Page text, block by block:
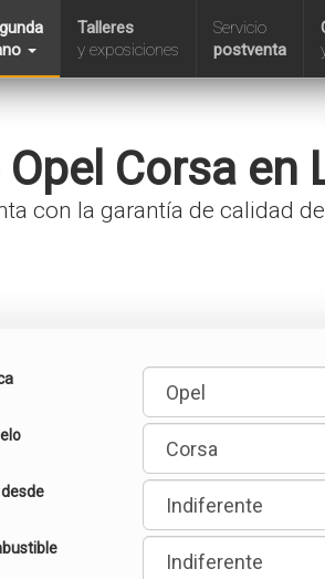
Talleres
y exposiciones
Servicio
postventa
Opel Corsa en
con la garantía de calidad de